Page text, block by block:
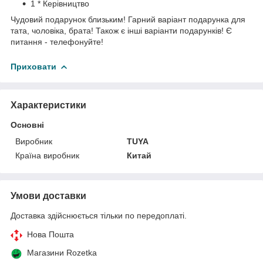
1 * Керівництво
Чудовий подарунок близьким! Гарний варіант подарунка для
тата, чоловіка, брата! Також є інші варіанти подарунків! Є
питання - телефонуйте!
Приховати
Характеристики
Основні
Виробник
TUYA
Країна виробник
Китай
Умови доставки
Доставка здійснюється тільки по передоплаті.
Нова Пошта
Магазини Rozetka